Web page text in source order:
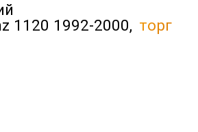
1120 1992-2000, торг